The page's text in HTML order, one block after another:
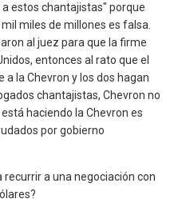
estos chantajistas" porque
miles de millones es falsa.
al juez para que la firme
entonces al rato que el
a la Chevron y los dos hagan
chantajistas, Chevron no
haciendo la Chevron es
por gobierno
recurrir a una negociación con